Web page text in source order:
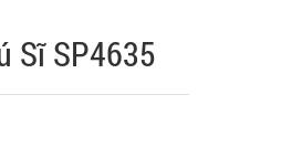
Sĩ SP4635